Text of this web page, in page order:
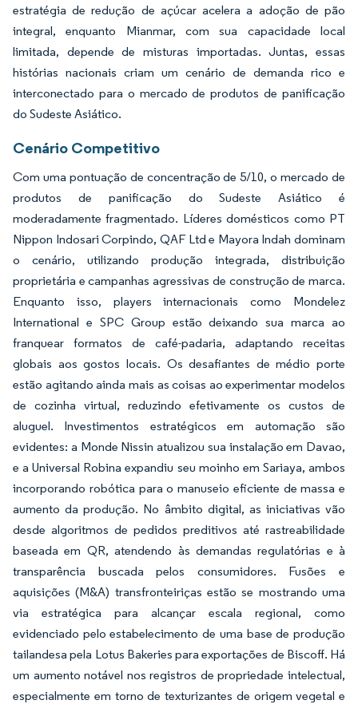
estratégia de redução de açúcar acelera a adoção de pão
integral, enquanto Mianmar, com sua capacidade local
limitada, depende de misturas importadas. Juntas, essas
histórias nacionais criam um cenário de demanda rico e
interconectado para o mercado de produtos de panificação
do Sudeste Asiático.
Cenário Competitivo
Com uma pontuação de concentração de 5/10, o mercado de
produtos de panificação do Sudeste Asiático é
moderadamente fragmentado. Líderes domésticos como PT
Nippon Indosari Corpindo, QAF Ltd e Mayora Indah dominam
o cenário, utilizando produção integrada, distribuição
proprietária e campanhas agressivas de construção de marca.
Enquanto isso, players internacionais como Mondelez
International e SPC Group estão deixando sua marca ao
franquear formatos de café-padaria, adaptando receitas
globais aos gostos locais. Os desafiantes de médio porte
estão agitando ainda mais as coisas ao experimentar modelos
de cozinha virtual, reduzindo efetivamente os custos de
aluguel. Investimentos estratégicos em automação são
evidentes: a Monde Nissin atualizou sua instalação em Davao,
e a Universal Robina expandiu seu moinho em Sariaya, ambos
incorporando robótica para o manuseio eficiente de massa e
aumento da produção. No âmbito digital, as iniciativas vão
desde algoritmos de pedidos preditivos até rastreabilidade
baseada em QR, atendendo às demandas regulatórias e à
transparência buscada pelos consumidores. Fusões e
aquisições (M&A) transfronteiriças estão se mostrando uma
via estratégica para alcançar escala regional, como
evidenciado pelo estabelecimento de uma base de produção
tailandesa pela Lotus Bakeries para exportações de Biscoff. Há
um aumento notável nos registros de propriedade intelectual,
especialmente em torno de texturizantes de origem vegetal e